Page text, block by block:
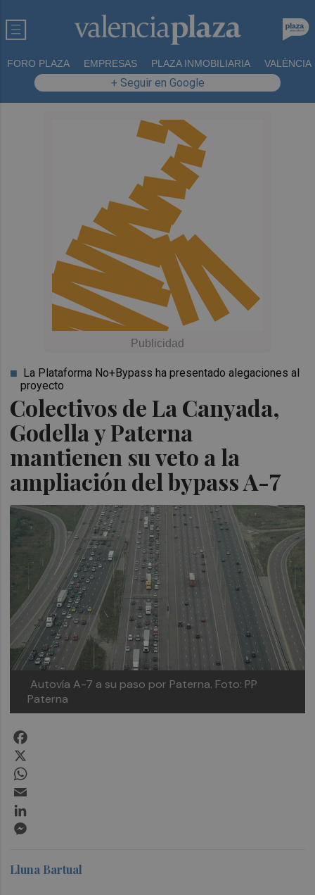
FORO PLAZA EMPRESAS PLAZA INMOBILIARIA VALÈNCIA
+ Seguir en Google
Colectivos de La Canyada,
Godella y Paterna
mantienen su veto a la
ampliación del bypass A-7
La Plataforma No+Bypass ha presentado alegaciones al
proyecto
Autovía A-7 a su paso por Paterna. Foto: PP
Paterna
Lluna Bartual